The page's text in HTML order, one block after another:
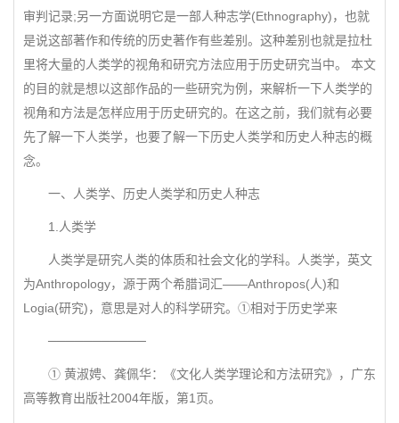
审判记录;另一方面说明它是一部人种志学(Ethnography)，也就
是说这部著作和传统的历史著作有些差别。这种差别也就是拉杜
里将大量的人类学的视角和研究方法应用于历史研究当中。 本文
的目的就是想以这部作品的一些研究为例，来解析一下人类学的
视角和方法是怎样应用于历史研究的。在这之前，我们就有必要
先了解一下人类学，也要了解一下历史人类学和历史人种志的概
念。
一、人类学、历史人类学和历史人种志
1.人类学
人类学是研究人类的体质和社会文化的学科。人类学，英文
为Anthropology，源于两个希腊词汇——Anthropos(人)和
Logia(研究)，意思是对人的科学研究。①相对于历史学来
───────────
① 黄淑娉、龚佩华：《文化人类学理论和方法研究》，广东
高等教育出版社2004年版，第1页。